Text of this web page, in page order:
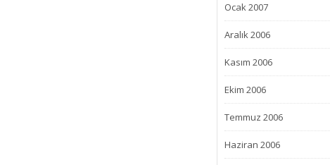
Ocak 2007
Aralık 2006
Kasım 2006
Ekim 2006
Temmuz 2006
Haziran 2006